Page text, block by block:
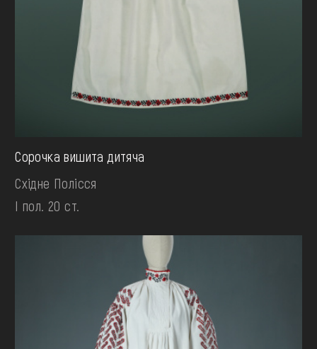
Сорочка вишита дитяча
Східне Полісся
І пол. 20 ст.